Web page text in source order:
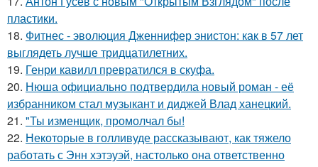
пластики.
18. Фитнес - эволюция Дженнифер энистон: как в 57 лет
выглядеть лучше тридцатилетних.
19. Генри кавилл превратился в скуфа.
20. Нюша официально подтвердила новый роман - её
избранником стал музыкант и диджей Влад ханецкий.
21. "Ты изменщик, промолчал бы!
22. Некоторые в голливуде рассказывают, как тяжело
работать с Энн хэтэуэй, настолько она ответственно